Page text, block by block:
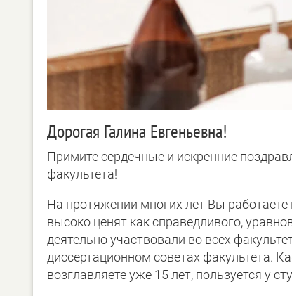
Дорогая Галина Евгеньевна!
Примите сердечные и искренние
факультета!
На протяжении многих лет Вы работаете
высоко ценят как справедливого,
деятельно участвовали во всех
диссертационном советах факультета.
возглавляете уже 15 лет, пользуется у